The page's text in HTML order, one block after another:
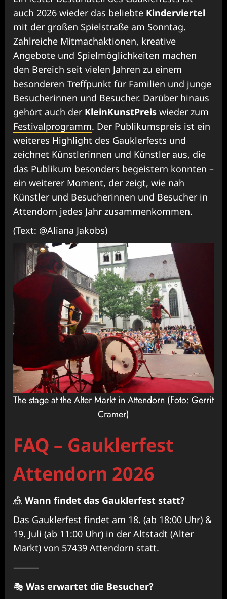
auch 2026 wieder das beliebte Kinderviertel
mit der großen Spielstraße am Sonntag.
Zahlreiche Mitmachaktionen, kreative
Angebote und Spielmöglichkeiten machen
den Bereich seit vielen Jahren zu einem
besonderen Treffpunkt für Familien und junge
Besucherinnen und Besucher. Darüber hinaus
gehört auch der KleinKunstPreis wieder zum
Festivalprogramm. Der Publikumspreis ist ein
weiteres Highlight des Gauklerfests und
zeichnet Künstlerinnen und Künstler aus, die
das Publikum besonders begeistern konnten –
ein weiterer Moment, der zeigt, wie nah
Künstler und Besucherinnen und Besucher in
Attendorn jedes Jahr zusammenkommen.
(Text: @Aliana Jakobs)
The stage at the Alter Markt in Attendorn (Foto: Gerrit
Cramer)
FAQ – Gauklerfest
Attendorn 2026
🎪 Wann findet das Gauklerfest statt?
Das Gauklerfest findet am 18. (ab 18:00 Uhr) &
19. Juli (ab 11:00 Uhr) in der Altstadt (Alter
Markt) von 57439 Attendorn statt.
⸻
🎭 Was erwartet die Besucher?